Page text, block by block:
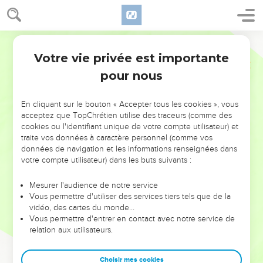
NE MANQUEZ PAS L’ÉVÉNEMENT
DE L’ANNÉE !
ET SI LEURS ERREURS POUVAIENT VOUS ÉVITER LES
VOTRES ?
leur foi ou leur vision. Mais on voit moins les doutes, les erreurs
et les saisons difficiles qu'ils ont traversés, alors même que ce
sont elles qui les ont façonnés.
Dans cette conférence, leaders, entrepreneurs, et responsables
clés pour avancer avec plus de sagesse afin que leurs erreurs
Votre vie privée est importante
pour nous
En cliquant sur le bouton « Accepter tous les cookies », vous
acceptez que TopChrétien utilise des traceurs (comme des
cookies ou l'identifiant unique de votre compte utilisateur) et
traite vos données à caractère personnel (comme vos
données de navigation et les informations renseignées dans
votre compte utilisateur) dans les buts suivants :
Mesurer l'audience de notre service
Vous permettre d'utiliser des services tiers tels que de la
vidéo, des cartes du monde…
Vous permettre d'entrer en contact avec notre service de
relation aux utilisateurs.
Choisir mes cookies